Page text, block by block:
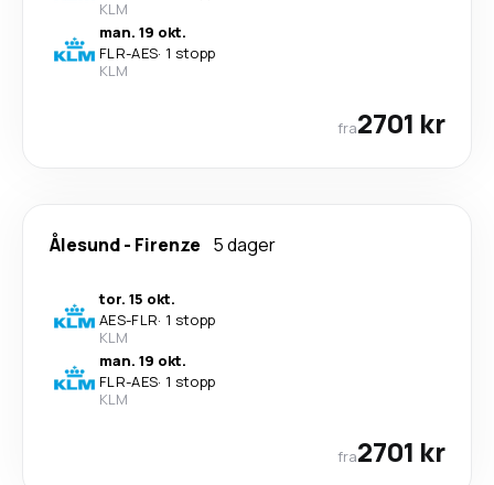
KLM
man. 19 okt.
FLR-AES· 1 stopp
KLM
fra2701 kr
Ålesund- Firenze 5 dager
tor. 15 okt.
AES-FLR· 1 stopp
KLM
man. 19 okt.
FLR-AES· 1 stopp
KLM
fra2701 kr